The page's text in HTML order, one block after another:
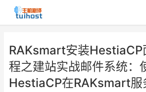
RAKsmart安装HestiaCP
程之建站实战邮件系统：
HestiaCP在RAKsmart服